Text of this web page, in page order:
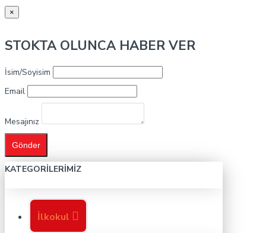
×
STOKTA OLUNCA HABER VER
İsim/Soyisim
Email
Mesajınız
Gönder
KATEGORILERIMIZ
İlkokul